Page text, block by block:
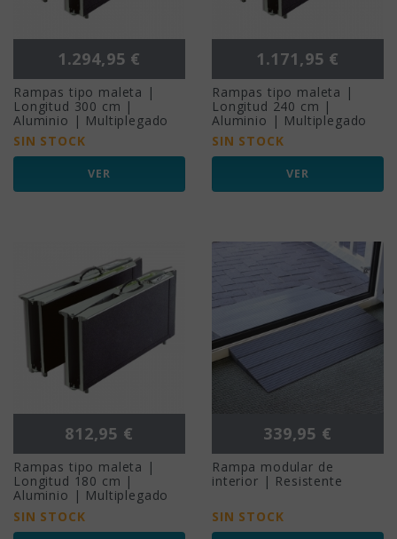
Precio
1.294,95 €
Rampas tipo maleta |
Longitud 300 cm |
Aluminio | Multiplegado
SIN STOCK
VER
Precio
1.171,95 €
Rampas tipo maleta |
Longitud 240 cm |
Aluminio | Multiplegado
SIN STOCK
VER
Precio
812,95 €
Rampas tipo maleta |
Longitud 180 cm |
Aluminio | Multiplegado
SIN STOCK
Precio
339,95 €
Rampa modular de
interior | Resistente
SIN STOCK